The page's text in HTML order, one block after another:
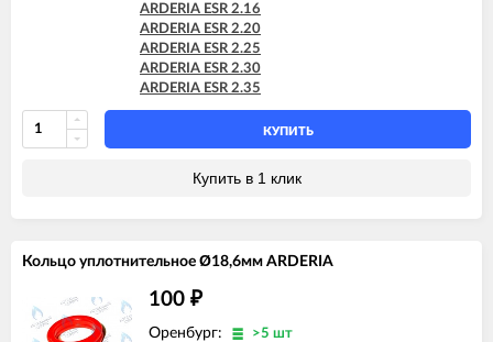
ARDERIA ESR 2.16
ARDERIA ESR 2.20
ARDERIA ESR 2.25
ARDERIA ESR 2.30
ARDERIA ESR 2.35
КУПИТЬ
Купить в 1 клик
Кольцо уплотнительное Ø18,6мм ARDERIA
100 ₽
Оренбург: >5 шт